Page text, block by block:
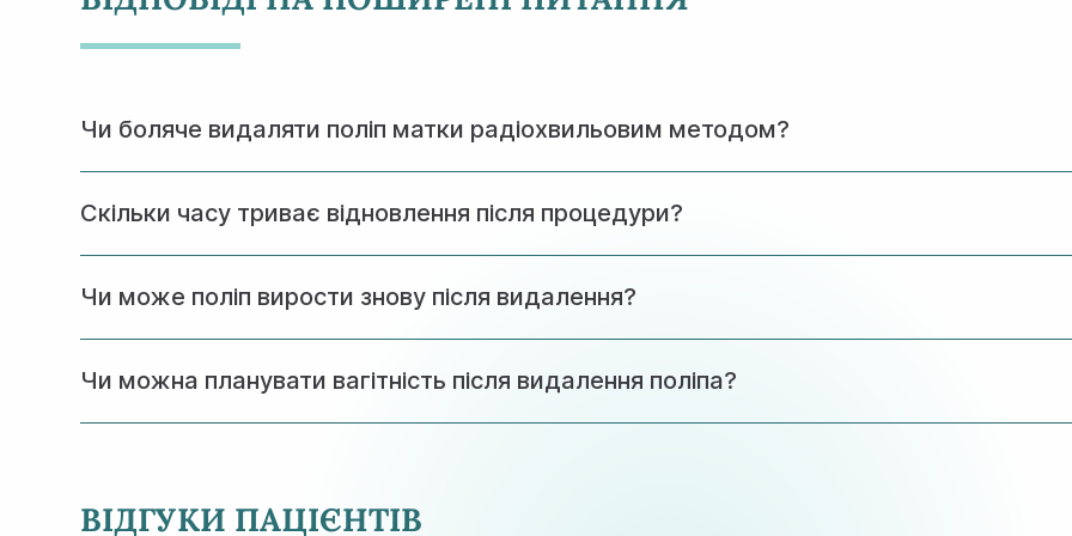
Чи боляче видаляти поліп матки радіохвильовим методом?
Скільки часу триває відновлення після процедури?
Чи може поліп вирости знову після видалення?
Чи можна планувати вагітність після видалення поліпа?
ВІДГУКИ ПАЦІЄНТІВ